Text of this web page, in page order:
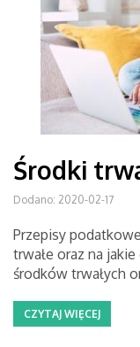
Środki
Dodano: 2020-02-17
Przepisy
trwałe oraz na
środków trwałych
CZYTAJ WIĘCEJ